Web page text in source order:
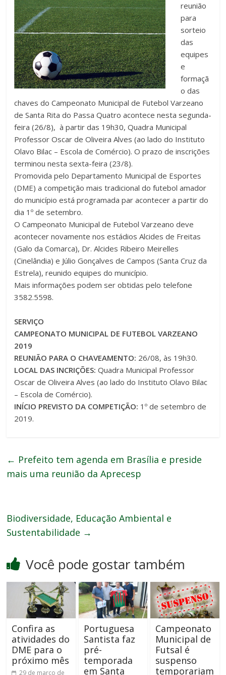
reunião
para
sorteio
das
equipes
e
formaçã
o das
chaves do Campeonato Municipal de Futebol Varzeano
de Santa Rita do Passa Quatro acontece nesta segunda-
feira (26/8), à partir das 19h30, Quadra Municipal
Professor Oscar de Oliveira Alves (ao lado do Instituto
Olavo Bilac – Escola de Comércio). O prazo de inscrições
terminou nesta sexta-feira (23/8).
Promovida pelo Departamento Municipal de Esportes
(DME) a competição mais tradicional do futebol amador
do município está programada par acontecer a partir do
dia 1º de setembro.
O Campeonato Municipal de Futebol Varzeano deve
acontecer novamente nos estádios Alcides de Freitas
(Galo da Comarca), Dr. Alcides Ribeiro Meirelles
(Cinelândia) e Júlio Gonçalves de Campos (Santa Cruz da
Estrela), reunido equipes do município.
Mais informações podem ser obtidas pelo telefone
3582.5598.
SERVIÇO
CAMPEONATO MUNICIPAL DE FUTEBOL VARZEANO
2019
REUNIÃO PARA O CHAVEAMENTO: 26/08, às 19h30.
LOCAL DAS INCRIÇÕES:Quadra Municipal Professor
Oscar de Oliveira Alves (ao lado do Instituto Olavo Bilac
– Escola de Comércio).
INÍCIO PREVISTO DA COMPETIÇÃO: 1º de setembro de
2019.
← Prefeito tem agenda em Brasília e preside
mais uma reunião da Aprecesp
Biodiversidade, Educação Ambiental e
Sustentabilidade →
Você pode gostar também
Confira as
atividades do
DME para o
próximo mês
29 de março de
Portuguesa
Santista faz
pré-
temporada
em Santa
Campeonato
Municipal de
Futsal é
suspenso
temporariam